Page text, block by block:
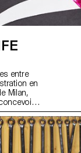
entre
en
Milan,
avoir
ses
pour